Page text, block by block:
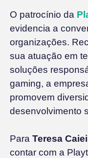
O patrocínio da
evidencia a
organizações.
sua atuação em
soluções
gaming, a
promovem
desenvolvimento
Para Teresa
contar com a